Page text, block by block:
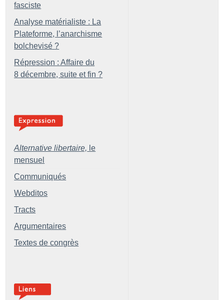
fasciste
Analyse matérialiste : La
Plateforme, l’anarchisme
bolchevisé ?
Répression : Affaire du
8 décembre, suite et fin ?
Alternative libertaire, le
mensuel
Communiqués
Webditos
Tracts
Argumentaires
Textes de congrès